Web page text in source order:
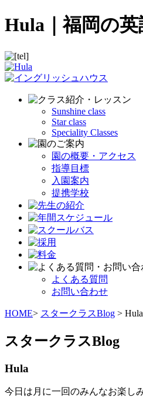
Hula｜福岡の
Sunshine class
Star class
Speciality Classes
園の概要・アクセス
指導目標
入園案内
提携学校
よくある質問
お問い合わせ
HOME> スタークラスBlog > Hula
スタークラスBlog
Hula
今日は月に一回のみんなお楽し